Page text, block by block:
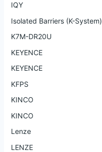
IQY
Isolated Barriers (K-System)
K7M-DR20U
KEYENCE
KEYENCE
KFPS
KINCO
KINCO
Lenze
LENZE